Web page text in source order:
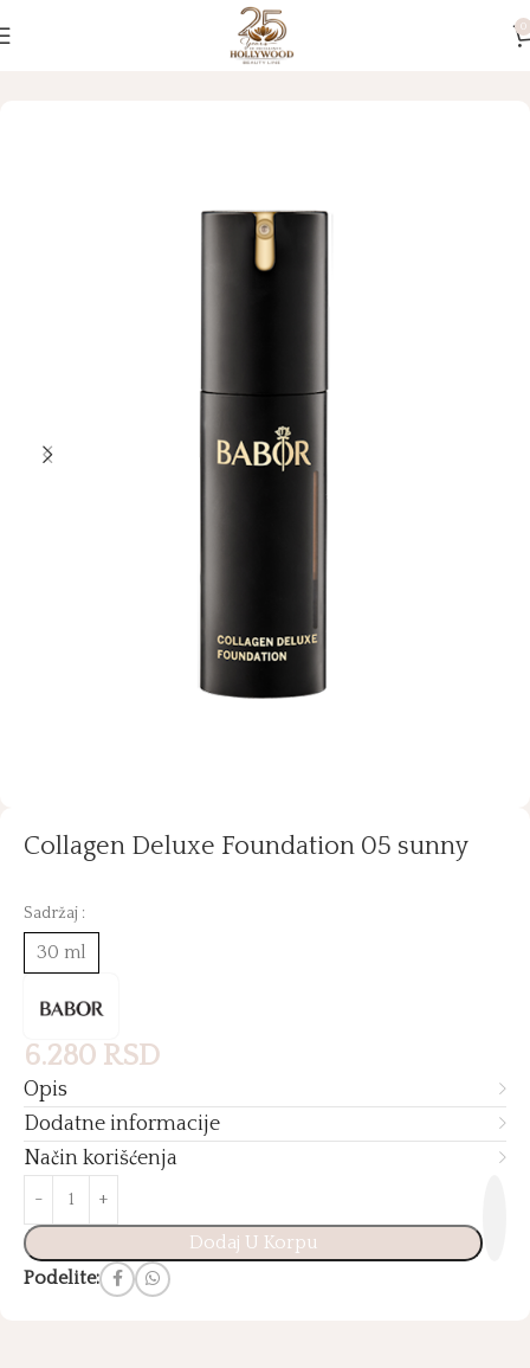
0
Collagen Deluxe Foundation 05 sunny
Sadržaj :
30 ml
6.280 RSD
Opis
Dodatne informacije
Način korišćenja
Dodaj U Korpu
Podelite: